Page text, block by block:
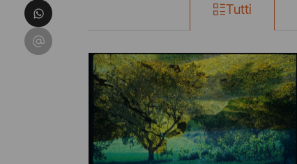
Tutti
Condividi su WhatsApp
Condividi su Email